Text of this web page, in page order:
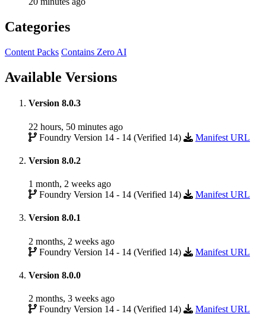
Categories
Content Packs Contains Zero AI
Available Versions
Version 8.0.3
22 hours, 50 minutes ago
Foundry Version 14 - 14 (Verified 14)
Manifest URL
Version 8.0.2
1 month, 2 weeks ago
Foundry Version 14 - 14 (Verified 14)
Manifest URL
Version 8.0.1
2 months, 2 weeks ago
Foundry Version 14 - 14 (Verified 14)
Manifest URL
Version 8.0.0
2 months, 3 weeks ago
Foundry Version 14 - 14 (Verified 14)
Manifest URL